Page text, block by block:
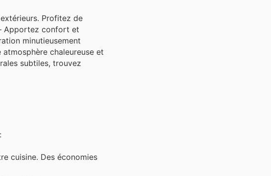
Profitez de
Apportez confort et
minutieusement
atmosphère chaleureuse et
subtiles, trouvez
cuisine. Des économies